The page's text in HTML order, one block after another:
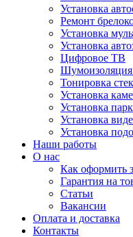
Установка
Ремонт
Установка
Установка
Цифровое ТВ
Шумоизоляция
Тонировка
Установка
Установка
Установка
Установка
Наши работы
О нас
Как оформить
Гарантия на
Статьи
Вакансии
Оплата и доставка
Контакты